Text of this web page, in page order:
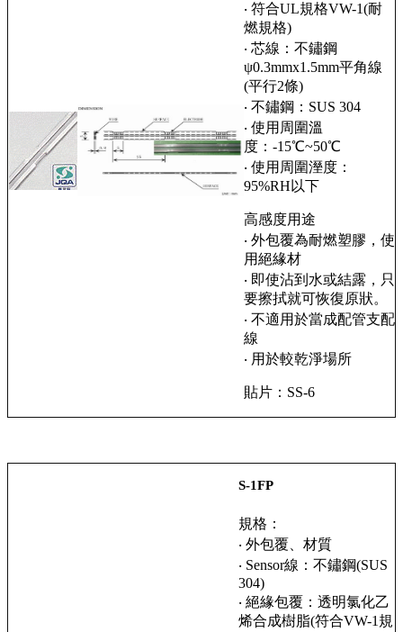
‧ 符合UL規格VW-1(耐
燃規格)
‧ 芯線：不鏽鋼
ψ0.3mmx1.5mm平角線
(平行2條)
‧ 不鏽鋼：SUS 304
‧ 使用周圍溫
度：-15℃~50℃
‧ 使用周圍溼度：
95%RH以下
高感度用途
‧ 外包覆為耐燃塑膠，使
用絕緣材
‧ 即使沾到水或結露，只
要擦拭就可恢復原狀。
‧ 不適用於當成配管支配
線
‧ 用於較乾淨場所
貼片：SS-6
S-1FP
規格：
‧ 外包覆、材質
‧ Sensor線：不鏽鋼(SUS
304)
‧ 絕緣包覆：透明氯化乙
烯合成樹脂(符合VW-1規